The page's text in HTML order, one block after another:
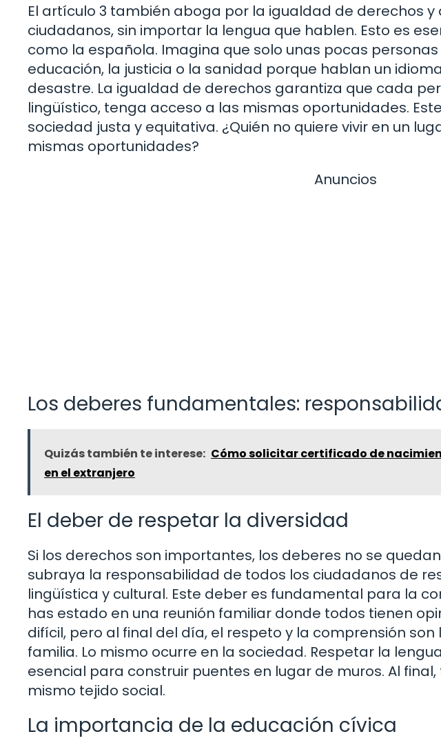
El artículo 3 también aboga por la igualdad de derechos
ciudadanos, sin importar la lengua que hablen. Esto es
como la española. Imagina que solo unas pocas
educación, la justicia o la sanidad porque hablan un
desastre. La igualdad de derechos garantiza que cada
lingüístico, tenga acceso a las mismas oportunidades.
sociedad justa y equitativa. ¿Quién no quiere vivir en un
mismas oportunidades?
Anuncios
Los deberes fundamentales:
Quizás también te interese: Cómo solicitar certificado de
en el extranjero
El deber de respetar la diversidad
Si los derechos son importantes, los deberes no se
subraya la responsabilidad de todos los ciudadanos de
lingüística y cultural. Este deber es fundamental para la
has estado en una reunión familiar donde todos tienen
difícil, pero al final del día, el respeto y la comprensión
familia. Lo mismo ocurre en la sociedad. Respetar la
esencial para construir puentes en lugar de muros. Al
mismo tejido social.
La importancia de la educación cívica